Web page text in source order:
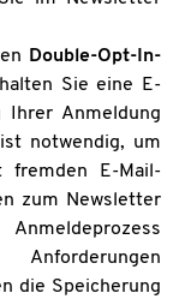
Double-Opt-In-
Sie eine E-
Anmeldung
notwendig, um
E-Mail-
zum Newsletter
die Speicherung